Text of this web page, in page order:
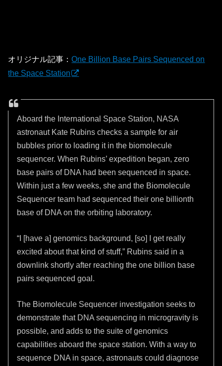
オリジナル記事：One Billion Base Pairs Sequenced on
the Space Station
Aboard the International Space Station, NASA
astronaut Kate Rubins checks a sample for air
bubbles prior to loading it in the biomolecule
sequencer. When Rubins’ expedition began, zero
base pairs of DNA had been sequenced in space.
Within just a few weeks, she and the Biomolecule
Sequencer team had sequenced their one billionth
base of DNA on the orbiting laboratory.
“I [have a] genomics background, [so] I get really
excited about that kind of stuff,” Rubins said in a
downlink shortly after reaching the one billion base
pairs sequenced goal.
The Biomolecule Sequencer investigation seeks to
demonstrate that DNA sequencing in microgravity is
possible, and adds to the suite of genomics
capabilities aboard the space station. With a way to
sequence DNA in space, astronauts could diagnose